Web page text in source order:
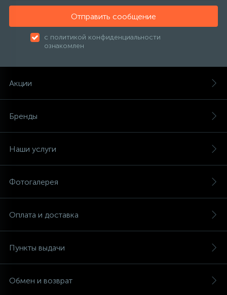
Отправить сообщение
с политикой конфиденциальности
ознакомлен
Акции
Бренды
Наши услуги
Фотогалерея
Оплата и доставка
Пункты выдачи
Обмен и возврат